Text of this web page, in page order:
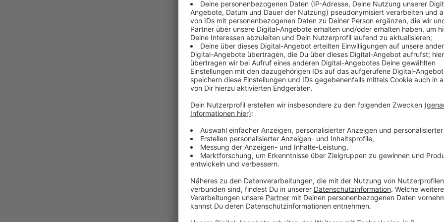
In Moers kämpft der Nelkensamstagszug mit den
Auch im nächsten Jahr möchte die Stadt wieder
um die Höhe der Summe. Knackpunkt ist der
Straße. Letztes Mal war er aus Kostengründen
weil er gerade für kleinere Kinder ideal ist. Laut
Kosten bei rund 10.500 Euro. Darin enthalten sind
Betonklötze.
Anzeige
Der Nelkensamstagszug in Moers ist einer
Anzeige
Bis zu 120.000 Menschen stehen jedes Jahr an der
ein fester Termin im Kalender. Nach dem Anschlag
Sicherheitsregeln deutlich verschärft worden.